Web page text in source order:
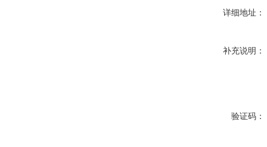
详细地址：
补充说明：
验证码：